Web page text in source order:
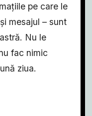
pe care le
mesajul – sunt
Nu le
fac nimic
ziua.